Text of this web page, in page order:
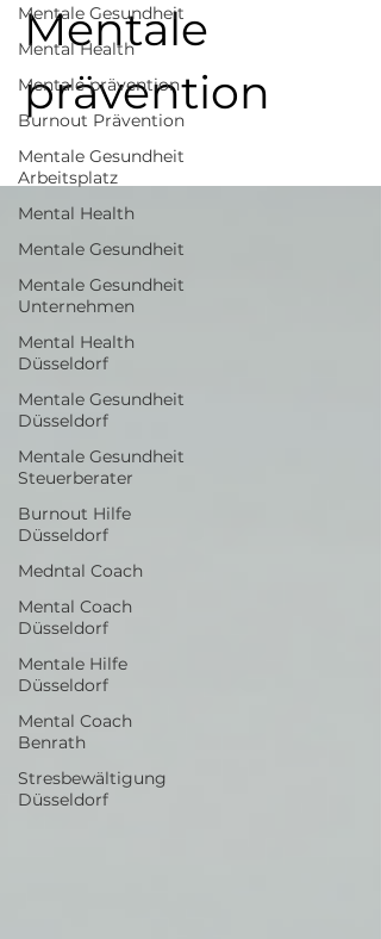
Mentale Gesundheit
Mental Health
Mentale prävention
Burnout Prävention
Mentale Gesundheit
Arbeitsplatz
Mental Health
Mentale Gesundheit
Mentale Gesundheit
Unternehmen
Mental Health
Düsseldorf
Mentale Gesundheit
Düsseldorf
Mentale Gesundheit
Steuerberater
Burnout Hilfe
Düsseldorf
Medntal Coach
Mental Coach
Düsseldorf
Mentale Hilfe
Düsseldorf
Mental Coach
Benrath
Stresbewältigung
Düsseldorf
Mentale
prävention